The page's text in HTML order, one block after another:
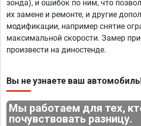
зонда), и ошибок по ним, что
их замене и ремонте, и другие
модификации, например снятие
максимальной скорости. Замер
произвести на диностенде.
Вы не узнаете ваш
Мы работаем для тех,
почувствовать разницу.